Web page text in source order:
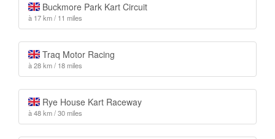
Buckmore Park Kart Circuit
à 17 km / 11 miles
Traq Motor Racing
à 28 km / 18 miles
Rye House Kart Raceway
à 48 km / 30 miles